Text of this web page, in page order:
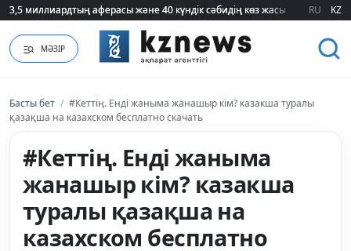
3,5 миллиардтың аферасы және 40 күндік сәбидің көз жасы:
3,5 миллиардтың аферасы және 40 күндік сәбидің көз жасы: RU KZ
МӘЗІР
Басты бет / #Кеттің. Енді жаныма жанашыр кім? казакша туралы
қазақша на казахском бесплатно скачать
#Кеттің. Енді жаныма
жанашыр кім? казакша
туралы қазақша на
казахском бесплатно